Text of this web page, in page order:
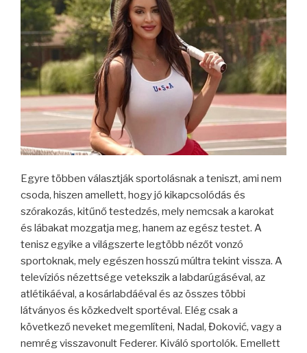
Egyre többen választják sportolásnak a teniszt, ami nem
csoda, hiszen amellett, hogy jó kikapcsolódás és
szórakozás, kitűnő testedzés, mely nemcsak a karokat
és lábakat mozgatja meg, hanem az egész testet. A
tenisz egyike a világszerte legtöbb nézőt vonzó
sportoknak, mely egészen hosszú múltra tekint vissza. A
televíziós nézettsége vetekszik a labdarúgáséval, az
atlétikáéval, a kosárlabdáéval és az összes többi
látványos és közkedvelt sportéval. Elég csak a
következő neveket megemlíteni, Nadal, Đoković, vagy a
nemrég visszavonult Federer. Kiváló sportolók. Emellett